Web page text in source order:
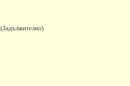
(задължително)